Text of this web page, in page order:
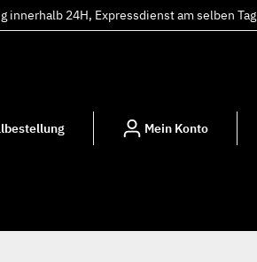
innerhalb 24H, Expressdienst am selben Tag
Mein Konto